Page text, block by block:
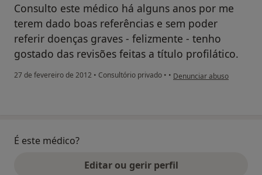
Consulto este médico há alguns anos por me
terem dado boas referências e sem poder
referir doenças graves - felizmente - tenho
gostado das revisões feitas a título profilático.
27 de fevereiro de 2012 • Consultório privado • • na opinião do utilizador
Denunciar abuso
É este médico?
Editar ou gerir perfil